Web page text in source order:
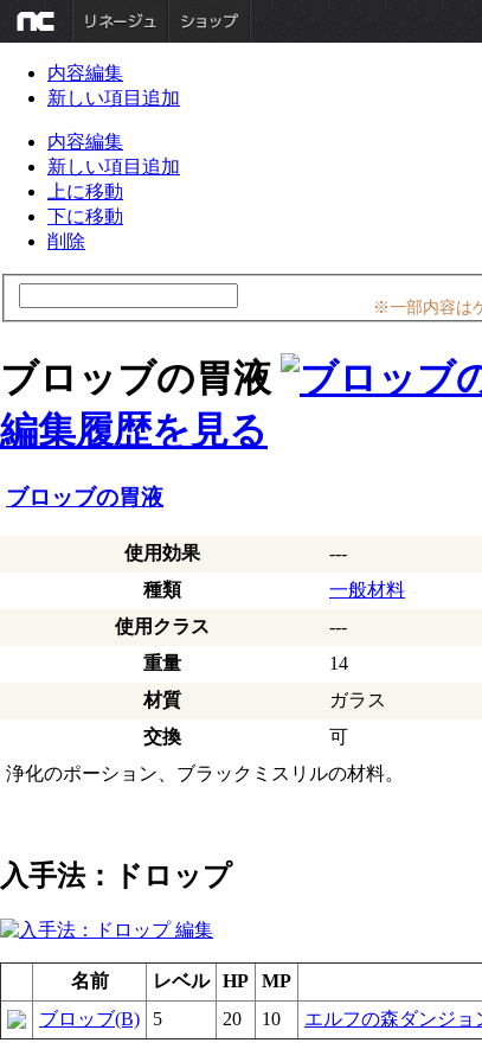
内容編集
新しい項目追加
内容編集
新しい項目追加
上に移動
下に移動
削除
※一部内容は
ブロッブの胃液
編集履歴を見る
ブロッブの胃液
使用効果
---
種類
一般材料
使用クラス
---
重量
14
材質
ガラス
交換
可
浄化のポーション、ブラックミスリルの材料。
入手法：ドロップ
名前 レベル HP MP
ブロッブ(B)
5 20 10 エルフの森ダンジョ